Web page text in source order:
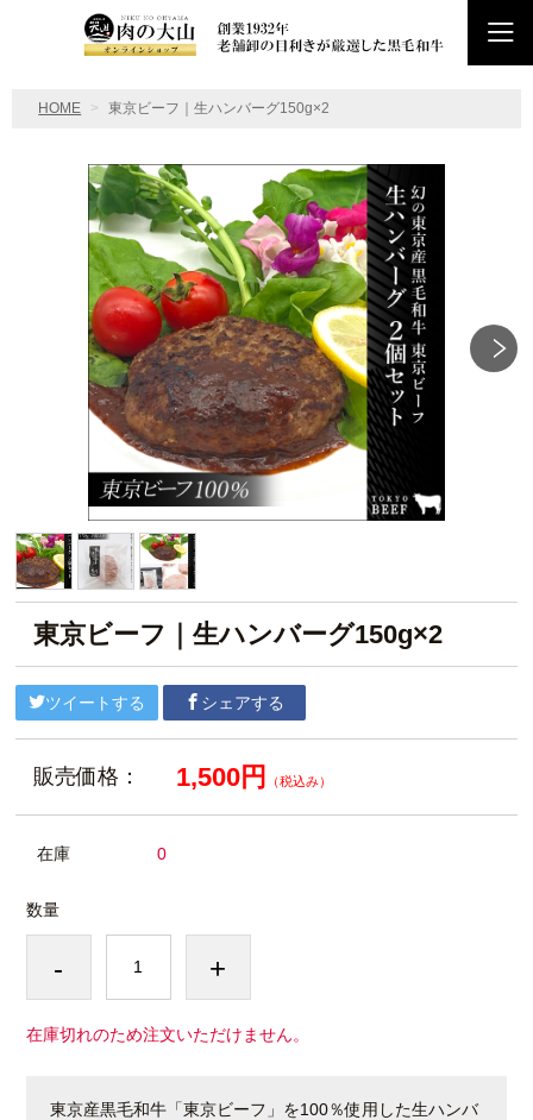
HOME 東京ビーフ｜生ハンバーグ150g×2
東京ビーフ｜生ハンバーグ150g×2
ツイートする シェアする
販売価格： 1,500円 （税込み）
在庫 0
数量
- +
在庫切れのため注文いただけません。
東京産黒毛和牛「東京ビーフ」を100％使用した生ハンバ